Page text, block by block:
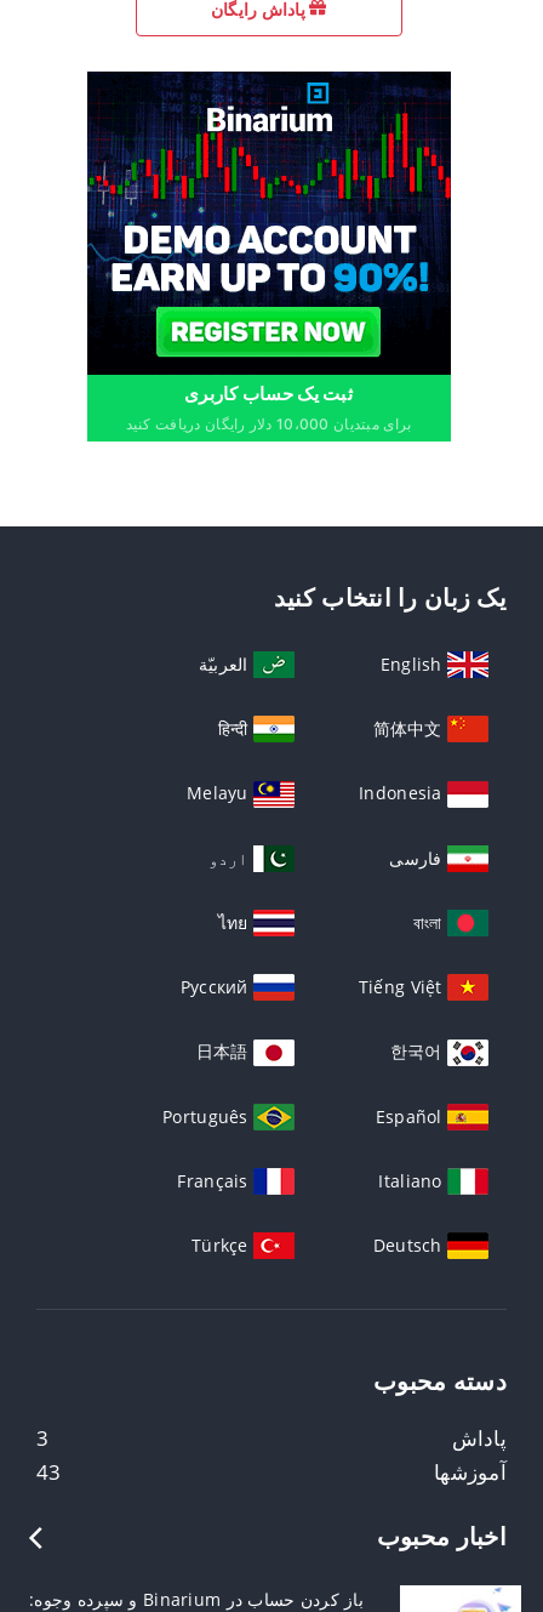
پاداش رایگان
ثبت یک حساب کاربری
برای مبتدیان 10،000 دلار رایگان دریافت کنید
یک زبان را انتخاب کنید
English العربيّة
简体中文
हिन्दी
Indonesia
Melayu
فارسی اردو
বাংলা
ไทย
Tiếng Việt
Русский
한국어
日本語
Español
Português
Italiano
Français
Deutsch
Türkçe
دسته محبوب
3
پاداش
43
آموزشها
اخبار محبوب
باز کردن حساب در Binarium و سپرده وجوه: